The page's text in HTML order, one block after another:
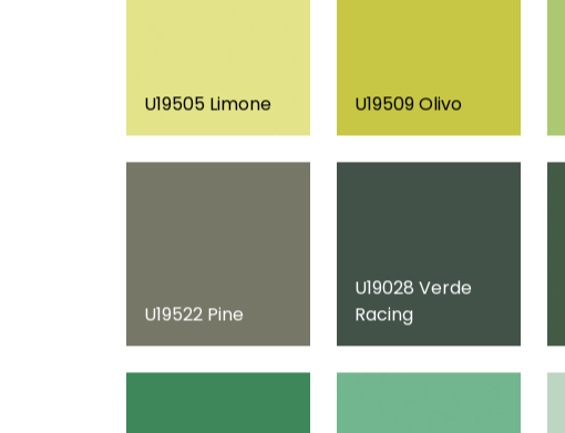
U19505 Limone U19509 Olivo
U19522 Pine
U19028 Verde
Racing